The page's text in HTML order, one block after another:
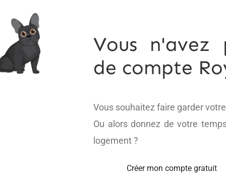
Vous n'avez
de compte
Vous souhaitez faire garder
Ou alors donnez de votre
logement ?
Créer mon compte gratuit